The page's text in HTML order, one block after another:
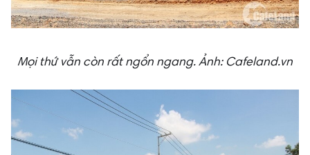
Mọi thứ vẫn còn rất ngổn ngang.Ảnh: Cafeland.vn